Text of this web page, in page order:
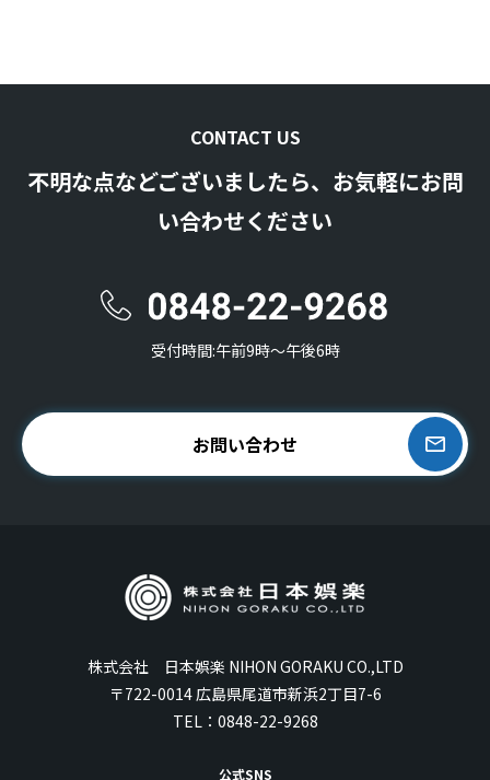
CONTACT US
不明な点などございましたら、お気軽にお問
い合わせください
受付時間:午前9時〜午後6時
お問い合わせ
株式会社 日本娯楽 NIHON GORAKU CO.,LTD
〒722-0014 広島県尾道市新浜2丁目7-6
TEL： 0848-22-9268
公式SNS